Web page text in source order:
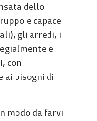
dello
e capace
gli arredi, i
e
con
ai bisogni di
modo da farvi